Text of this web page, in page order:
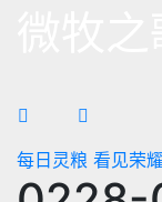
每日灵粮 看见荣